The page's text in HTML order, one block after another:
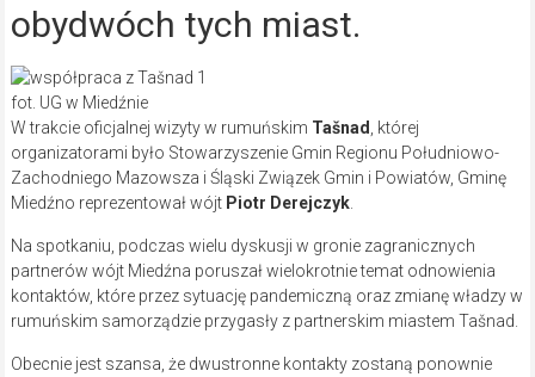
obydwóch tych miast.
fot. UG w Miedźnie
W trakcie oficjalnej wizyty w rumuńskim Tašnad
, której
organizatorami było Stowarzyszenie Gmin Regionu Południowo-
Zachodniego Mazowsza i Śląski Związek Gmin i Powiatów, Gminę
Miedźno reprezentował wójt Piotr Derejczyk.
Na spotkaniu, podczas wielu dyskusji w gronie zagranicznych
partnerów wójt Miedźna poruszał wielokrotnie temat odnowienia
kontaktów, które przez sytuację pandemiczną oraz zmianę władzy w
rumuńskim samorządzie przygasły z partnerskim miastem Tašnad.
Obecnie jest szansa, że dwustronne kontakty zostaną ponownie